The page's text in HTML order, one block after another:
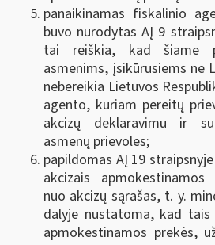
panaikinamas fiskalinio
buvo nurodytas AĮ 9
tai reiškia, kad šiame
asmenims, įsikūrusiems ne
nebereikia Lietuvos
agento, kuriam pereitų
akcizų deklaravimu ir
asmenų prievoles;
papildomas AĮ 19
akcizais
nuo akcizų sąrašas, t. y.
dalyje nustatoma, kad
apmokestinamos prekės,